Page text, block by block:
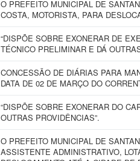
O PREFEITO MUNICIPAL DE
COSTA, MOTORISTA, PARA
“DISPÕE SOBRE EXONERAR DE
TÉCNICO PRELIMINAR E DÁ
CONCESSÃO DE DIÁRIAS PARA
DATA DE 02 DE MARÇO DO
“DISPÕE SOBRE EXONERAR DO
OUTRAS PROVIDÊNCIAS”.
O PREFEITO MUNICIPAL DE
ASSISTENTE ADMINISTRATIVO,